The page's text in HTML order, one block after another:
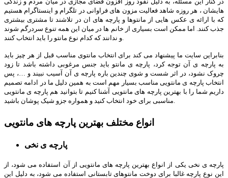
هایشان ، هر روزه شاهد فعالیت مزون های فراوانی در تلگرام و اینستاگرام هستیم
که با ارائه ی عکس هایی از مانتوها و پارچه های ان در تلاشند تا مشتری بیشتری
جذب کنند. اما ممکن است بسیاری از خانم ها در میان این همه تنوع سردرگم شوند
و ندانند که کدام نوع مانتو را باید انتخاب کنند.
بنابراین سایت ما پیشنهاد می کند برای انتخاب مانتوی مناسب قبل از هر چیز باید
به پارچه ی آن توجه کرد، پارچه ی مانتو باید جنس مرغوبی داشته باشد تا زود
چروک نشود، در اثر شست و شوی چندین باره پارچه ی آن آسیب نبیند و …، پس
انتخاب پارچه ی مانتویی مناسب بسیار مهم است به همین دلیل ما در ادامه تصمیم
داریم شما را با بهترین پارچه های مانتویی آشنا کنیم تا بتوانید هم پارچه ی مانتویی
مناسبی برای خود انتخاب کنید و همواره جزو شیک پوشان باشید.
انواع مختلف بهترین پارچه های مانتویی
پارچه ی نخی
پارچه ی نخی یکی از انواع بهترین پارچه های مانتویی از آن استفاده می شود، از
این نوع پارچه غالبا برای دوخت مانتوهای تابستانی استفاده می شود، به دلیل این